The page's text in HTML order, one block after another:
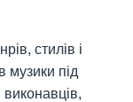
стилів і
музики під